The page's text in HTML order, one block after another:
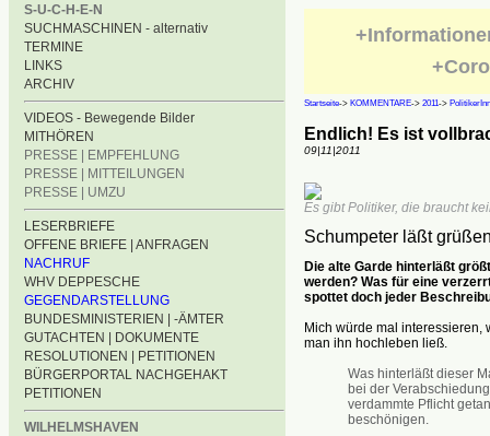
S-U-C-H-E-N
SUCHMASCHINEN - alternativ
TERMINE
LINKS
ARCHIV
VIDEOS - Bewegende Bilder
MITHÖREN
PRESSE | EMPFEHLUNG
PRESSE | MITTEILUNGEN
PRESSE | UMZU
LESERBRIEFE
OFFENE BRIEFE | ANFRAGEN
NACHRUF
WHV DEPPESCHE
GEGENDARSTELLUNG
BUNDESMINISTERIEN | -ÄMTER
GUTACHTEN | DOKUMENTE
RESOLUTIONEN | PETITIONEN
BÜRGERPORTAL NACHGEHAKT
PETITIONEN
WILHELMSHAVEN
Startseite-> KOMMENTARE-> 2011->
Endlich! Es ist
09|11|2011
Es gibt Politiker, die braucht
Schumpeter läßt
Die alte Garde hinterläßt
werden? Was für eine
spottet doch jeder
Mich würde mal interessieren,
man ihn hochleben ließ.
Was hinterläßt dieser
bei der
verdammte Pflicht
beschönigen.